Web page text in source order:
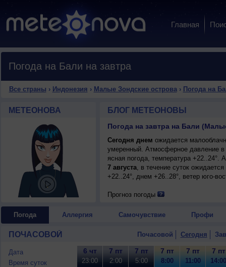
Главная
Погода на Бали на завтра
Все страны › Индонезия › Малые Зондские острова› Погода на
МЕТЕОНОВА БЛОГ МЕТЕОНОВЫ
Погода на завтра на Бали
Сегодня днем ожидается
умеренный. Атмосферное давление
ясная погода, температура
7 августа, в течение суток
+22..24°, днем +26..28°, ветер юго-
Прогноз погоды
Погода Аллергия Самочувствие Профи
ПОЧАСОВОЙ Почасовой Сегодня
Дата
Время суток
6 чт
23:00
7 пт
2:00
7 пт
5:00
7 пт
8:00
7 пт
11:00
7 пт
14:00